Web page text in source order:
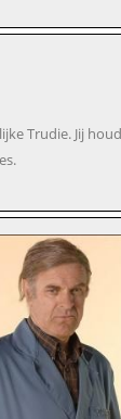
Trudie. Jij